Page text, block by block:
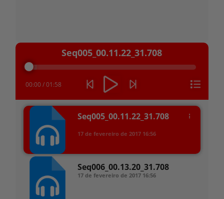
Tocador
áudio
Seq005_00.11.22_31.708
00:00 /01:58
Seq005_00.11.22_31.708
17 de fevereiro de 2017 16:56
Seq006_00.13.20_31.708
17 de fevereiro de 2017 16:56